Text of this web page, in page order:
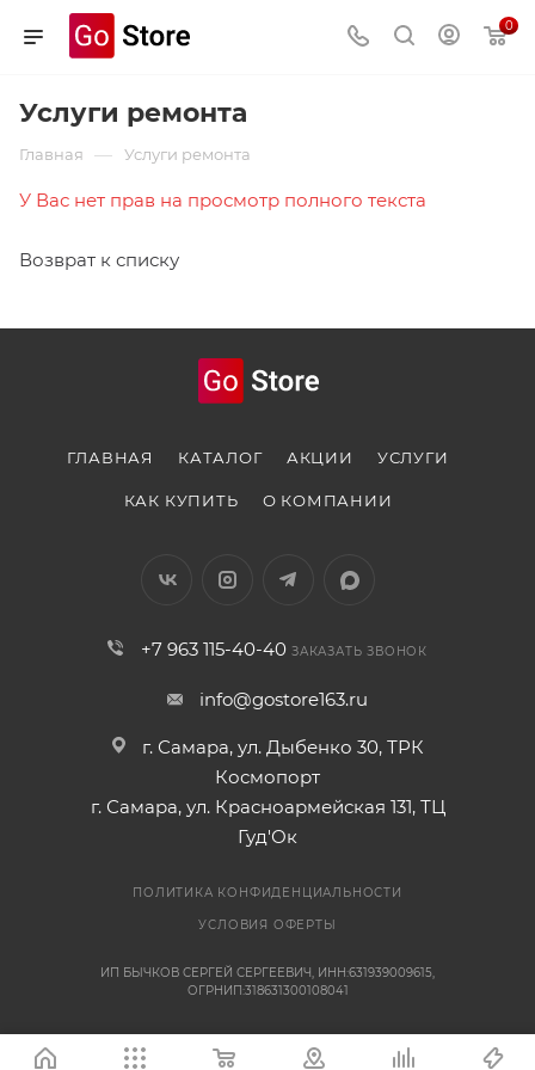
0
Услуги ремонта
Главная — Услуги ремонта
У Вас нет прав на просмотр полного текста
Возврат к списку
ГЛАВНАЯ КАТАЛОГ АКЦИИ УСЛУГИ
КАК КУПИТЬ О КОМПАНИИ
+7 963 115-40-40 ЗАКАЗАТЬ ЗВОНОК
info@gostore163.ru
г. Самара, ул. Дыбенко 30, ТРК
Космопорт
г. Самара, ул. Красноармейская 131, ТЦ
Гуд'Ок
ПОЛИТИКА КОНФИДЕНЦИАЛЬНОСТИ
УСЛОВИЯ ОФЕРТЫ
ИП БЫЧКОВ СЕРГЕЙ СЕРГЕЕВИЧ, ИНН:631939009615,
ОГРНИП:318631300108041